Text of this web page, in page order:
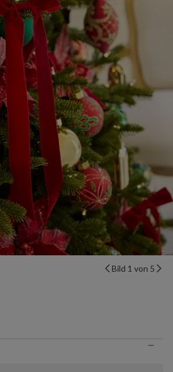
Bild 1 von 5
−